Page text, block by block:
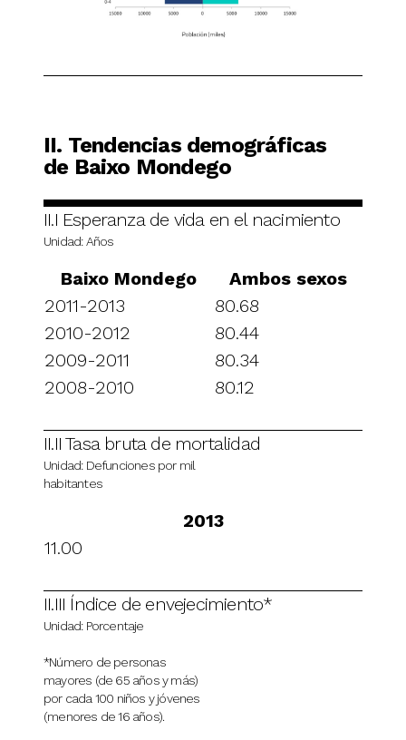
II. Tendencias demográficas
de Baixo Mondego
II.I Esperanza de vida en el nacimiento
Unidad: Años
Baixo Mondego
Ambos sexos
2011-2013
80.68
2010-2012
80.44
2009-2011
80.34
2008-2010
80.12
II.II Tasa bruta de mortalidad
Unidad: Defunciones por mil
habitantes
2013
11.00
II.III Índice de envejecimiento*
Unidad: Porcentaje
*Número de personas
mayores (de 65 años y más)
por cada 100 niños y jóvenes
(menores de 16 años).